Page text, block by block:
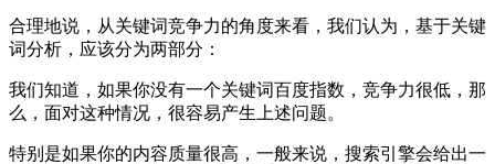
合理地说，从关键词竞争力的角度来看，我们认为，基于关键
词分析，应该分为两部分：
我们知道，如果你没有一个关键词百度指数，竞争力很低，那
么，面对这种情况，很容易产生上述问题。
特别是如果你的内容质量很高，一般来说，搜索引擎会给出一